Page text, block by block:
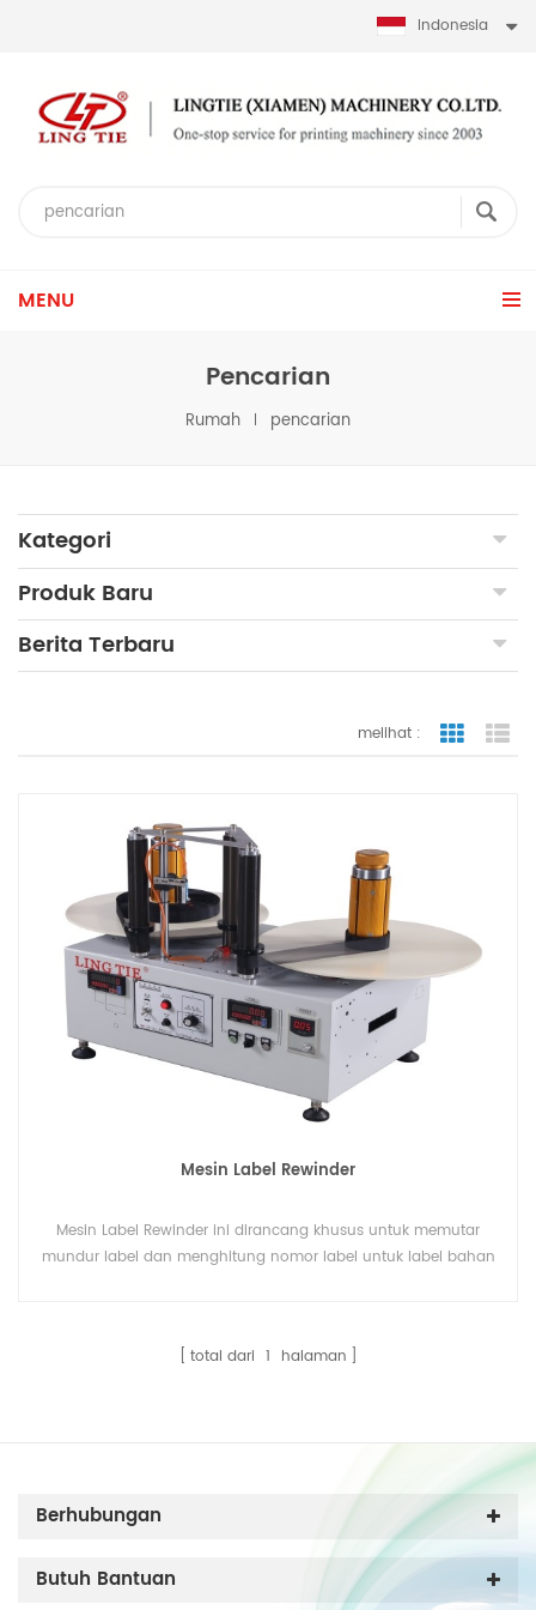
Indonesia
MENU
Pencarian
Rumah pencarian
Kategori
Produk Baru
Berita Terbaru
melihat :
Mesin Label Rewinder
Mesin Label Rewinder ini dirancang khusus untuk memutar
mundur label dan menghitung nomor label untuk label bahan
total dari 1 halaman
Berhubungan
Butuh Bantuan